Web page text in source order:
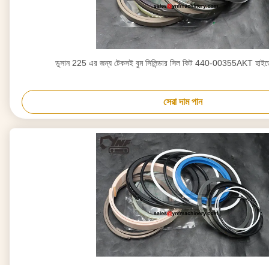
ডুসান 225 এর জন্য টেকসই বুম সিলিন্ডার সিল কিট 440-00355AKT
সেরা দাম পান